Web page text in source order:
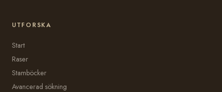
UTFORSKA
Start
Raser
Stamböcker
Avancerad sökning